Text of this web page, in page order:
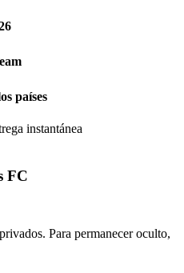
países
instantánea
FC
Para permanecer oculto,